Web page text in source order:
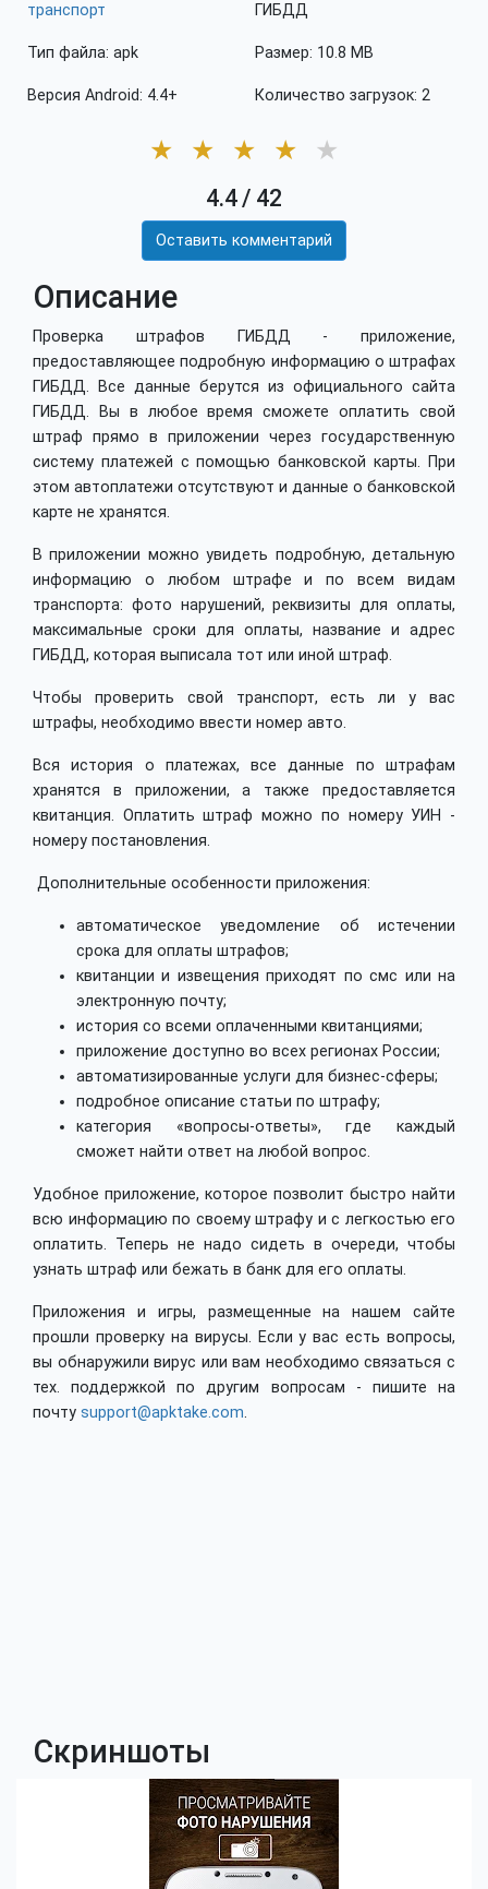
транспорт
Тип файла: apk
Версия Android: 4.4+
ГИБДД
Размер: 10.8 MB
Количество загрузок: 2
★ ★ ★ ★ ★
4.4/ 42
Оставить комментарий
Описание
Проверка штрафов ГИБДД - приложение,
предоставляющее подробную информацию о штрафах
ГИБДД. Все данные берутся из официального сайта
ГИБДД. Вы в любое время сможете оплатить свой
штраф прямо в приложении через государственную
систему платежей с помощью банковской карты. При
этом автоплатежи отсутствуют и данные о банковской
карте не хранятся.
В приложении можно увидеть подробную, детальную
информацию о любом штрафе и по всем видам
транспорта: фото нарушений, реквизиты для оплаты,
максимальные сроки для оплаты, название и адрес
ГИБДД, которая выписала тот или иной штраф.
Чтобы проверить свой транспорт, есть ли у вас
штрафы, необходимо ввести номер авто.
Вся история о платежах, все данные по штрафам
хранятся в приложении, а также предоставляется
квитанция. Оплатить штраф можно по номеру УИН -
номеру постановления.
Дополнительные особенности приложения:
автоматическое уведомление об истечении
срока для оплаты штрафов;
квитанции и извещения приходят по смс или на
электронную почту;
история со всеми оплаченными квитанциями;
приложение доступно во всех регионах России;
автоматизированные услуги для бизнес-сферы;
подробное описание статьи по штрафу;
категория «вопросы-ответы», где каждый
сможет найти ответ на любой вопрос.
Удобное приложение, которое позволит быстро найти
всю информацию по своему штрафу и с легкостью его
оплатить. Теперь не надо сидеть в очереди, чтобы
узнать штраф или бежать в банк для его оплаты.
Приложения и игры, размещенные на нашем сайте
прошли проверку на вирусы. Если у вас есть вопросы,
вы обнаружили вирус или вам необходимо связаться с
тех. поддержкой по другим вопросам - пишите на
почту support@apktake.com.
Скриншоты